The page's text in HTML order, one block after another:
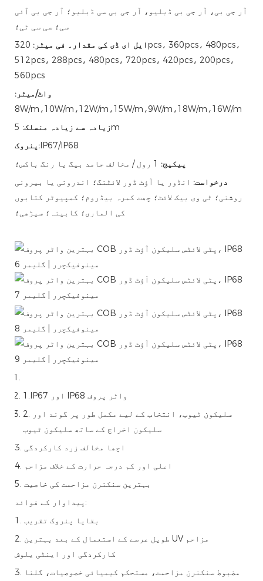
آر جی بی، آر جی بی ڈبلیو، آر جی بی سی ڈبلیو؛ آر جی بی آئی
سی؛ سی سی ٹی؛
ایل ای ڈی کی مقدار۔ فی میٹر: 320pcs، 360pcs، 480pcs،
512pcs، 288pcs، 480pcs، 720pcs، 420pcs، 200pcs،
560pcs
واٹ/میٹر:
8W/m،10W/m،12W/m،15W/m،9W/m،18W/m،16W/m
زیادہ سے زیادہ منسلک:5m
پنروک:IP67/IP68
پیکیج:
درخواست: انڈور یا آؤٹ ڈور لائٹنگ؛ اندرونی یا بیرونی
روشنی؛ ٹی وی بیک لائٹ؛ چھت کمرہ بیڈروم؛ کمپیوٹر کتابوں
کی الماری؛ کابینہ؛ سیڑھی؛
1.IP67 اور IP68 واٹر پروف
2. سلیکون ٹیوب، انتخاب کے لیے مکمل طور پر گوند اور
سلیکون اخراج کے ساتھ سلیکون ٹیوب
3. اچھا مخالف زرد کارکردگی
4. اعلی اور کم درجہ حرارت کے خلاف مزاحم
5. بہترین سنکنرن مزاحمت کی خاصیت
پیداوار کے فوائد:
1. بقایا پنروک تقریب
2. طویل عرصے کے استعمال کے بعد بہترین UV مزاحم
کارکردگی اور اینٹی یلوش
3. مضبوط سنکنرن مزاحمت، مستحکم کیمیائی خصوصیات، گلنا